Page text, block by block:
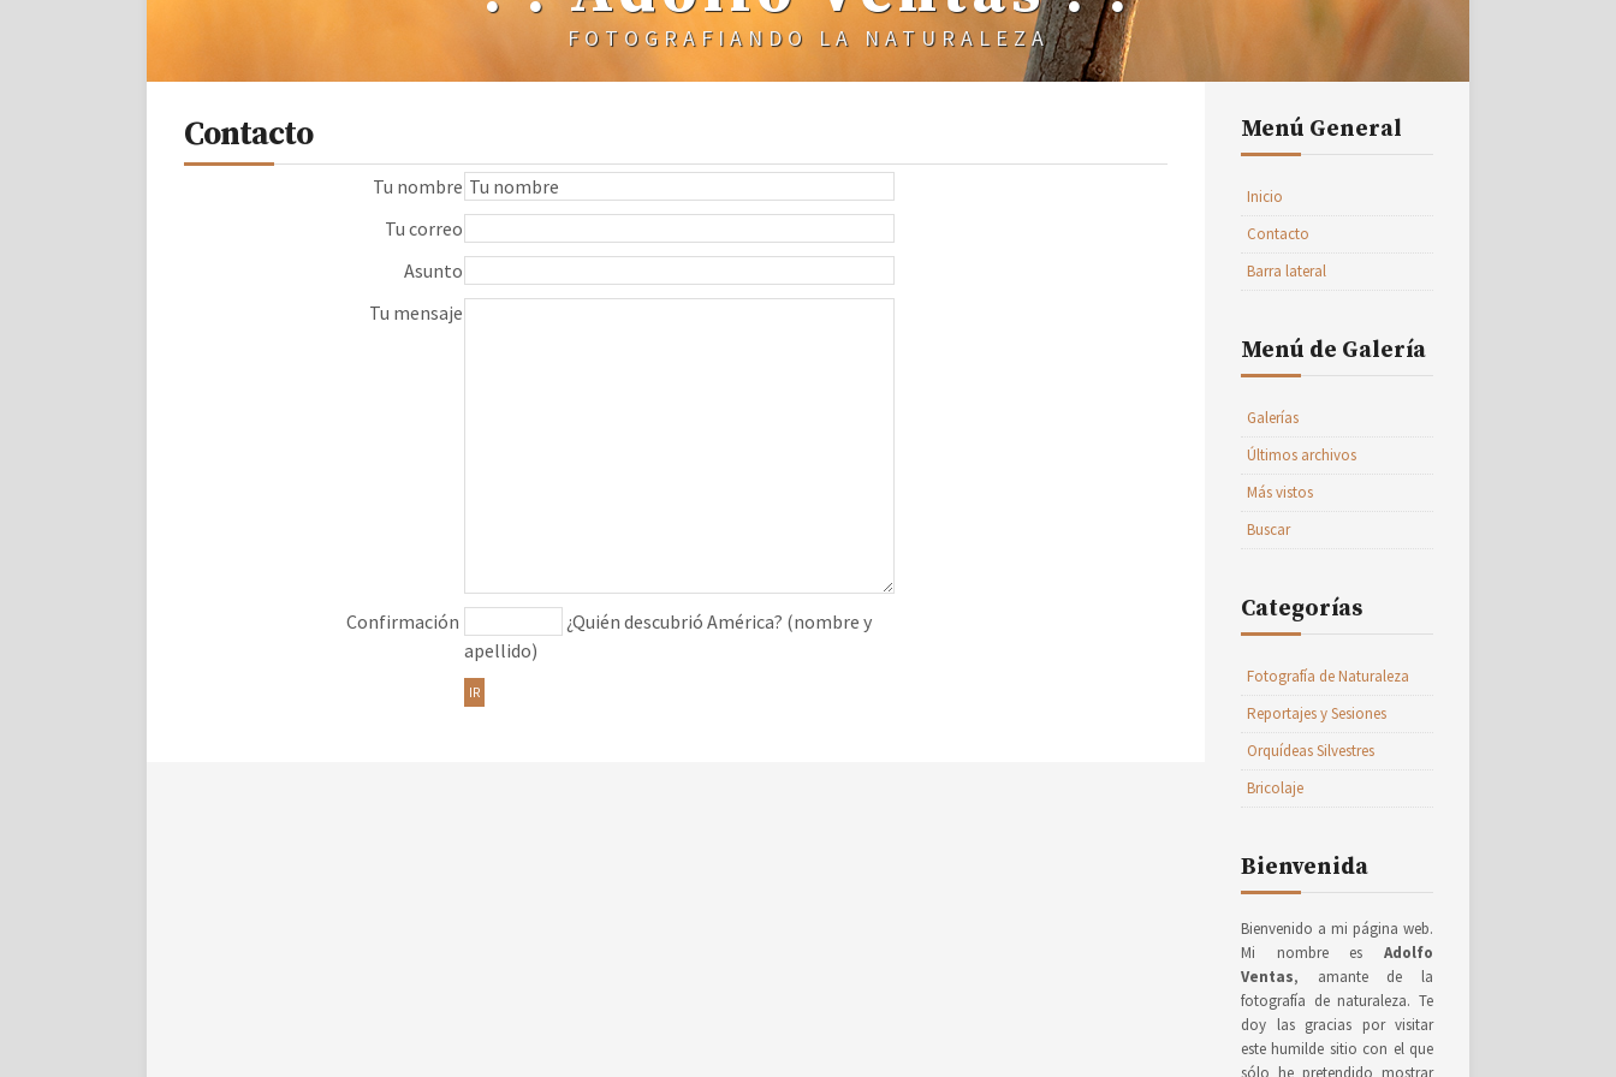
FOTOGRAFIANDO LA NATURALEZA
Contacto
Tu nombre
Tu correo
Asunto
Tu mensaje
Confirmación
¿Quién descubrió América? (nombre y
apellido)
IR
Menú General
Inicio
Contacto
Barra lateral
Menú de Galería
Galerías
Últimos archivos
Más vistos
Buscar
Categorías
Fotografía de Naturaleza
Reportajes y Sesiones
Orquídeas Silvestres
Bricolaje
Bienvenida
Bienvenido a mi página web.
Mi nombre es Adolfo
Ventas, amante de la
fotografía de naturaleza. Te
doy las gracias por visitar
este humilde sitio con el que
sólo he pretendido mostrar